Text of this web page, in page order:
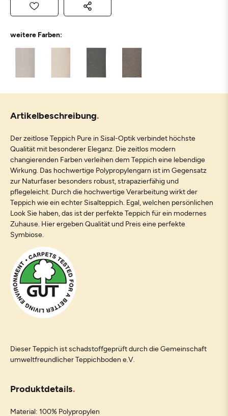
weitere Farben:
Artikelbeschreibung
Der zeitlose Teppich Pure in Sisal-Optik verbindet höchste
Qualität mit besonderer Eleganz. Die zeitlos modern
changierenden Farben verleihen dem Teppich eine lebendige
Wirkung. Das hochwertige Polypropylengarn ist im Gegensatz
zur Naturfaser besonders robust, strapazierfähig und
pflegeleicht. Durch die hochwertige Verarbeitung wirkt der
Teppich wie ein echter Sisalteppich. Egal, welchen persönlichen
Look Sie haben, das ist der perfekte Teppich für ein modernes
Zuhause. Hier ergeben Qualität und Preis eine perfekte
Symbiose.
Dieser Teppich ist schadstoffgeprüft durch die Gemeinschaft
umweltfreundlicher Teppichboden e.V.
Produktdetails
Material: 100% Polypropylen